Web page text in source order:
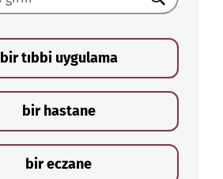
Ara
bir tıbbi uygulama
bir hastane
bir eczane